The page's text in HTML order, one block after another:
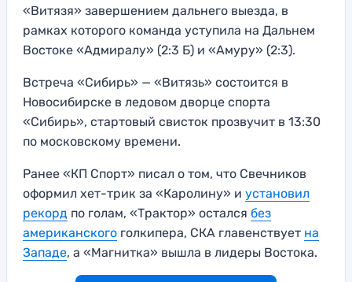
«Витязя» завершением дальнего выезда, в
рамках которого команда уступила на Дальнем
Востоке «Адмиралу» (2:3 Б) и «Амуру» (2:3).
Встреча «Сибирь» — «Витязь» состоится в
Новосибирске в ледовом дворце спорта
«Сибирь», стартовый свисток прозвучит в 13:30
по московскому времени.
Ранее «КП Спорт» писал о том, что Свечников
оформил хет-трик за «Каролину» и установил
рекорд по голам, «Трактор» остался без
американского голкипера, СКА главенствует на
Западе, а «Магнитка» вышла в лидеры Востока.